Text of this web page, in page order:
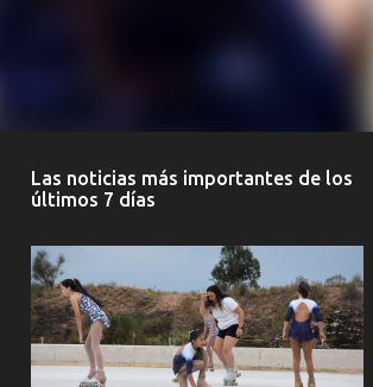
Las noticias más importantes de los
últimos 7 días